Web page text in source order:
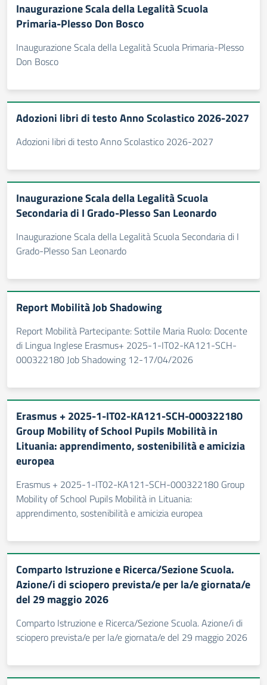
Inaugurazione Scala della Legalità Scuola
Primaria-Plesso Don Bosco
Inaugurazione Scala della Legalità Scuola Primaria-Plesso
Don Bosco
Adozioni libri di testo Anno Scolastico 2026-2027
Adozioni libri di testo Anno Scolastico 2026-2027
Inaugurazione Scala della Legalità Scuola
Secondaria di I Grado-Plesso San Leonardo
Inaugurazione Scala della Legalità Scuola Secondaria di I
Grado-Plesso San Leonardo
Report Mobilità Job Shadowing
Report Mobilità Partecipante: Sottile Maria Ruolo: Docente
di Lingua Inglese Erasmus+ 2025-1-IT02-KA121-SCH-
000322180 Job Shadowing 12-17/04/2026
Erasmus + 2025-1-IT02-KA121-SCH-000322180
Group Mobility of School Pupils Mobilità in
Lituania: apprendimento, sostenibilità e amicizia
europea
Erasmus + 2025-1-IT02-KA121-SCH-000322180 Group
Mobility of School Pupils Mobilità in Lituania:
apprendimento, sostenibilità e amicizia europea
Comparto Istruzione e Ricerca/Sezione Scuola.
Azione/i di sciopero prevista/e per la/e giornata/e
del 29 maggio 2026
Comparto Istruzione e Ricerca/Sezione Scuola. Azione/i di
sciopero prevista/e per la/e giornata/e del 29 maggio 2026